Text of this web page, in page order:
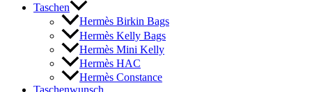
Taschen
Hermès Birkin Bags
Hermès Kelly Bags
Hermès Mini Kelly
Hermès HAC
Hermès Constance
Taschenwunsch